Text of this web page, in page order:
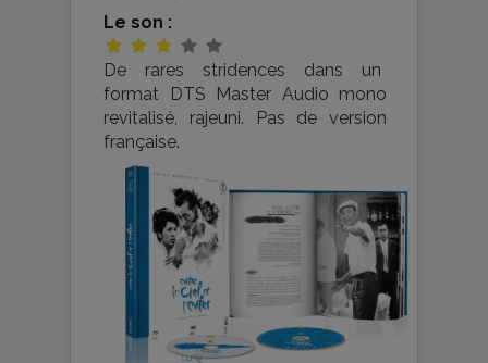
Le son :
De rares stridences dans un
format DTS Master Audio mono
revitalisé, rajeuni. Pas de version
française.